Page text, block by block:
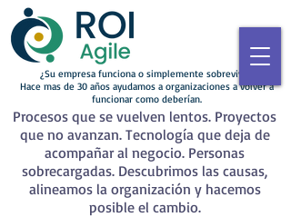
¿Su empresa funciona o simplemente sobrevive?
Hace mas de 30 años ayudamos a organizaciones a volver a
funcionar como deberían.
Procesos que se vuelven lentos. Proyectos
que no avanzan. Tecnología que deja de
acompañar al negocio. Personas
sobrecargadas. Descubrimos las causas,
alineamos la organización y hacemos
posible el cambio.